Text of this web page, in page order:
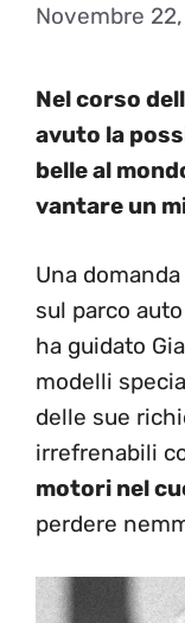
Novembre
Nel corso
avuto la
belle al
vantare un
Una
sul parco
ha guidato
modelli
delle sue
irrefrenabili
motori nel
perdere